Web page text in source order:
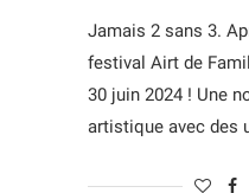
Jamais 2 sans 3.
festival Airt de
30 juin 2024 ! Une
artistique avec des